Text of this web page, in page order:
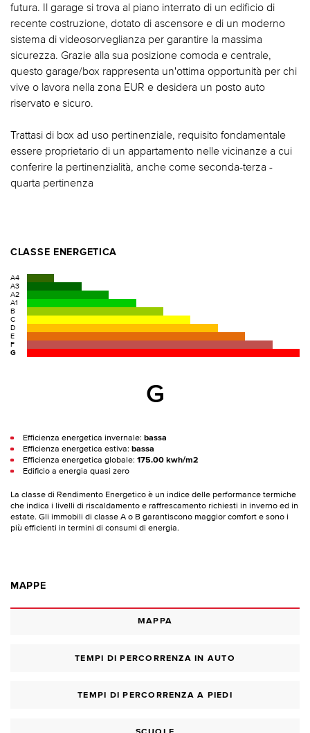
futura. Il garage si trova al piano interrato di un edificio di
recente costruzione, dotato di ascensore e di un moderno
sistema di videosorveglianza per garantire la massima
sicurezza. Grazie alla sua posizione comoda e centrale,
questo garage/box rappresenta un'ottima opportunità per chi
vive o lavora nella zona EUR e desidera un posto auto
riservato e sicuro.
Trattasi di box ad uso pertinenziale, requisito fondamentale
essere proprietario di un appartamento nelle vicinanze a cui
conferire la pertinenzialità, anche come seconda-terza -
quarta pertinenza
CLASSE ENERGETICA
A4
A3
A2
A1
B
C
D
E
F
G
G
Efficienza energetica invernale: bassa
Efficienza energetica estiva: bassa
Efficienza energetica globale: 175.00 kwh/m2
Edificio a energia quasi zero
La classe di Rendimento Energetico è un indice delle performance termiche
che indica i livelli di riscaldamento e raffrescamento richiesti in inverno ed in
estate. Gli immobili di classe A o B garantiscono maggior comfort e sono i
più efficienti in termini di consumi di energia.
MAPPE
MAPPA
TEMPI DI PERCORRENZA IN AUTO
TEMPI DI PERCORRENZA A PIEDI